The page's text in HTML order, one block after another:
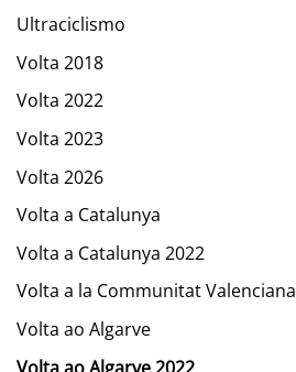
Ultraciclismo
Volta 2018
Volta 2022
Volta 2023
Volta 2026
Volta a Catalunya
Volta a Catalunya 2022
Volta a la Communitat Valenciana
Volta ao Algarve
Volta ao Algarve 2022